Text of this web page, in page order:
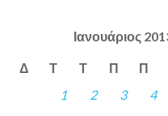
Ιανουάριος
Δ Τ Τ Π Π
1 2 3 4